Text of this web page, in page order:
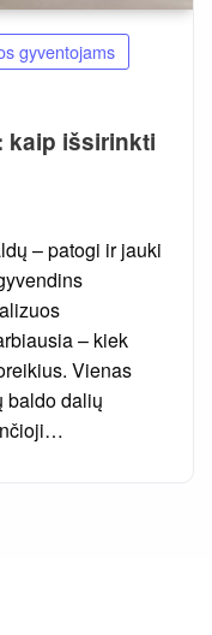
gyventojams
kaip išsirinkti
– patogi ir jauki
– kiek
Vienas
baldo dalių